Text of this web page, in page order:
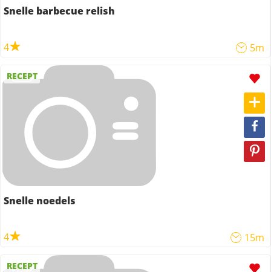
Snelle barbecue relish
4 5m
RECEPT
Snelle noedels
4 15m
RECEPT